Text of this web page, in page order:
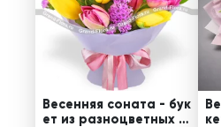
Весенняя соната - бук
ет из разноцветных т